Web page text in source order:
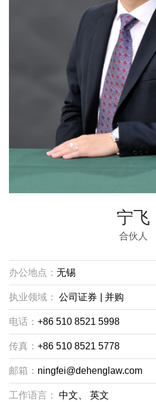
宁飞
合伙人
办公地点： 无锡
执业领域： 公司证券 并购
电话： +86 510 8521 5998
传真： +86 510 8521 5778
邮箱： ningfei@dehenglaw.com
工作语言： 中文、 英文